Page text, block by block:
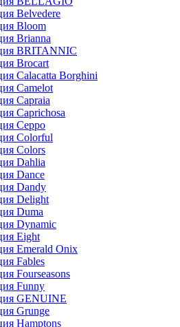
Belvedere
Bloom
Brianna
BRITANNIC
Brocart
Calacatta Borghini
Camelot
Capraia
Caprichosa
Ceppo
Colorful
Colors
Dahlia
Dance
Dandy
Delight
Duma
Dynamic
Eight
Emerald Onix
Fables
Fourseasons
Funny
GENUINE
Grunge
Hamptons